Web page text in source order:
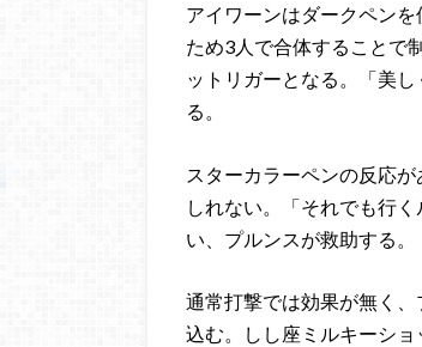
アイワーンはダークペン
ため3人で合体することで
ットリガーとなる。「美
る。
スターカラーペンの反応
しれない。「それでも行
い、プルンスが救助する。
通常打撃では効果が無く
込む。しし座ミルキーショ